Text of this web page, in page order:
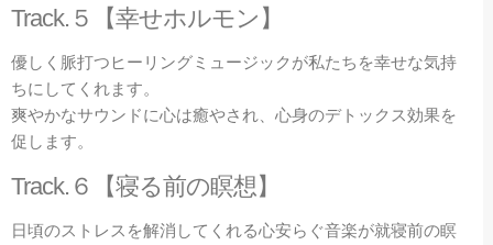
Track. ５【幸せホルモン】
優しく脈打つヒーリングミュージックが私たちを幸せな気持
ちにしてくれます。
爽やかなサウンドに心は癒やされ、心身のデトックス効果を
促します。
Track. ６【寝る前の瞑想】
日頃のストレスを解消してくれる心安らぐ音楽が就寝前の瞑